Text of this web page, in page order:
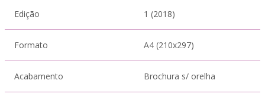
Edição 1 (2018)
Formato A4 (210x297)
Acabamento Brochura s/ orelha